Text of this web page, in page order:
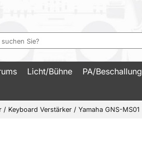
Licht/Bühne PA/Beschallung
/ Keyboard Verstärker / Yamaha GNS-MS01